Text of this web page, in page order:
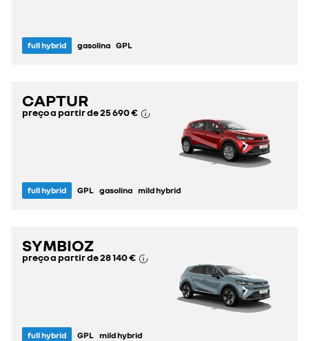
full hybrid gasolina GPL
CAPTUR
preço a partir de25 690 €
full hybrid GPL gasolina mild hybrid
SYMBIOZ
preço a partir de28 140 €
full hybrid GPL mild hybrid